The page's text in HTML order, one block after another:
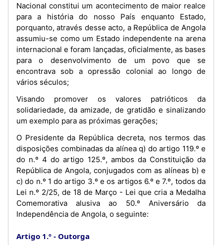
Nacional constitui um acontecimento de maior realce
para a história do nosso País enquanto Estado,
porquanto, através desse acto, a República de Angola
assumiu-se como um Estado independente na arena
internacional e foram lançadas, oficialmente, as bases
para o desenvolvimento de um povo que se
encontrava sob a opressão colonial ao longo de
vários séculos;
Visando promover os valores patrióticos da
solidariedade, da amizade, de gratidão e sinalizando
um exemplo para as próximas gerações;
O Presidente da República decreta, nos termos das
disposições combinadas da alínea q) do artigo 119.º e
do n.º 4 do artigo 125.º, ambos da Constituição da
República de Angola, conjugados com as alíneas b) e
c) do n.º 1 do artigo 3.º e os artigos 6.º e 7.º, todos da
Lei n.º 2/25, de 18 de Março - Lei que cria a Medalha
Comemorativa alusiva ao 50.º Aniversário da
Independência de Angola, o seguinte:
Artigo 1.º Outorga